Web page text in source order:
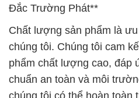
Đắc Trường Phát**
Chất lượng sản phẩm là
chúng tôi. Chúng tôi cam
phẩm chất lượng cao, đáp
chuẩn an toàn và môi
chúng tôi có thể hoàn